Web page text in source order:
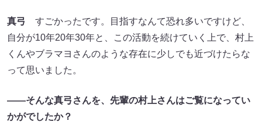
真弓
すごかったです。目指すなんて恐れ多いですけど、
自分が10年20年30年と、この活動を続けていく上で、村上
くんやブラマヨさんのような存在に少しでも近づけたらな
って思いました。
――そんな真弓さんを、先輩の村上さんはご覧になってい
かがでしたか？